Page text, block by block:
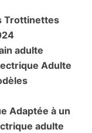
Trottinettes
adulte
Adulte
Adaptée à un
adulte